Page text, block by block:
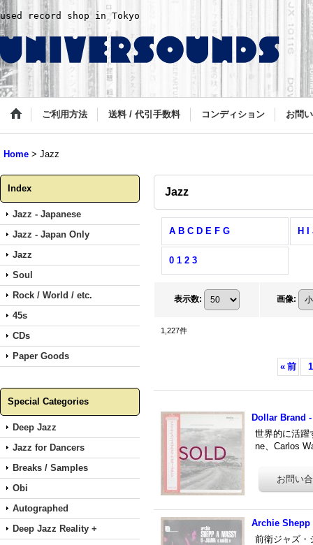
used record shop in Tokyo
ご利用方法 送料 / 代引手数料 コンディション お問
Home > Jazz
Index
Jazz - Japanese
Jazz - Japan Only
Jazz
Soul
Rock / World / etc.
45s
CDs
Paper Goods
Special Categories
Deep Jazz
Jazz for Dancers
Breaks / Samples
Obi
Autographed
Deep Jazz Reality +
Jazz
A B C D E F G H I
0 1 2 3
表示数: 画像:
1,227件
« 前 1
Dollar Brand
世界的に活躍
ne、Carlos
Archie Shepp
前衛ジャズ・